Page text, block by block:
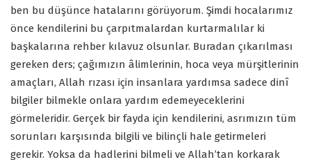
ben bu düşünce hatalarını görüyorum. Şimdi hocalarımız
önce kendilerini bu çarpıtmalardan kurtarmalılar ki
başkalarına rehber kılavuz olsunlar. Buradan çıkarılması
gereken ders; çağımızın âlimlerinin, hoca veya mürşitlerinin
amaçları, Allah rızası için insanlara yardımsa sadece dinî
bilgiler bilmekle onlara yardım edemeyeceklerini
görmeleridir. Gerçek bir fayda için kendilerini, asrımızın tüm
sorunları karşısında bilgili ve bilinçli hale getirmeleri
gerekir. Yoksa da hadlerini bilmeli ve Allah’tan korkarak